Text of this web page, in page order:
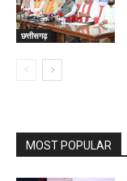
छत्तीसगढ़
MOST POPULAR